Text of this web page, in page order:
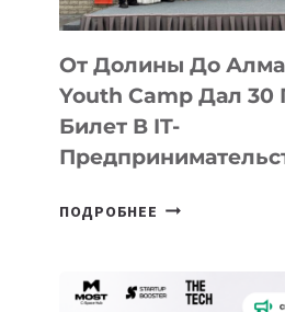
От Долины До
Youth Camp Дал 30
Билет В IT-
ПОДРОБНЕЕ ОТ
АЛМАТЫ: